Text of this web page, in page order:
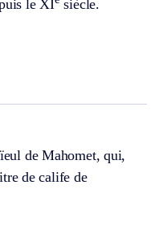
le XI siècle.
de Mahomet, qui,
de calife de